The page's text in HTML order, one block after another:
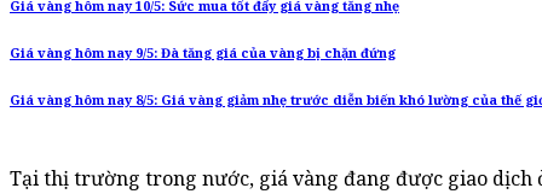
Giá vàng hôm nay 10/5: Sức mua tốt đẩy giá vàng tăng nhẹ
Giá vàng hôm nay 9/5: Đà tăng giá của vàng bị chặn đứng
Giá vàng hôm nay 8/5: Giá vàng giảm nhẹ trước diễn biến khó lường của thế
Tại thị trường trong nước, giá vàng đang được giao dịch